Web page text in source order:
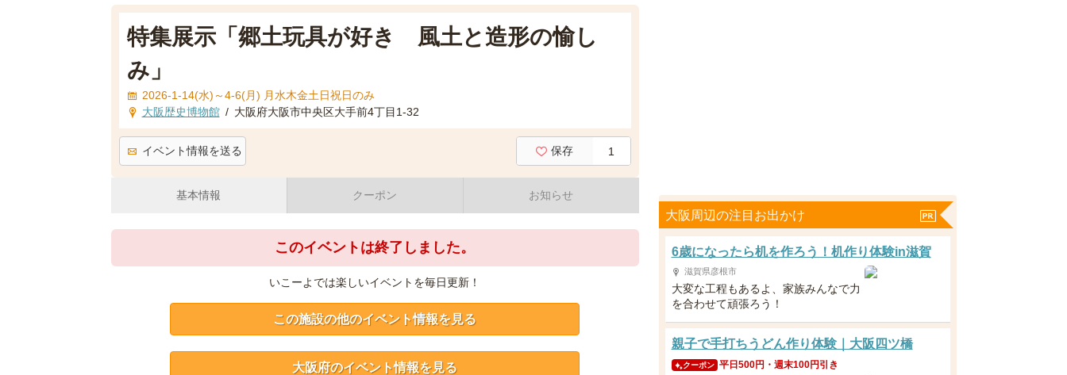
特集展示「郷土玩具が好き 風土と造形の愉し
み」
2026-1-14(水)～4-6(月) 月水木金土日祝日のみ
大阪歴史博物館 / 大阪府大阪市中央区大手前4丁目1-32
イベント情報を送る 保存 1
基本情報 クーポン お知らせ
このイベントは終了しました。
いこーよでは楽しいイベントを毎日更新！
この施設の他のイベント情報を見る
大阪府のイベント情報を見る
大阪周辺の注目お出かけ
6歳になったら机を作ろう！机作り体験in滋賀
滋賀県彦根市
大変な工程もあるよ、家族みんなで力
を合わせて頑張ろう！
親子で手打ちうどん作り体験｜大阪四ツ橋
クーポン 平日500円・週末100円引き